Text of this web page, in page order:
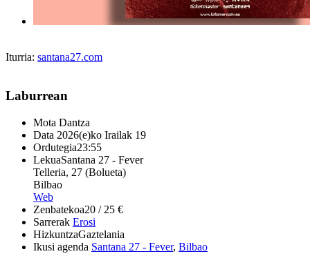
Iturria: santana27.com
Laburrean
Mota Dantza
Data 2026(e)ko Irailak 19
Ordutegia23:55
LekuaSantana 27 - Fever
Telleria, 27 (Bolueta)
Bilbao
Web
Zenbatekoa20 / 25 €
Sarrerak Erosi
HizkuntzaGaztelania
Ikusi agenda Santana 27 - Fever, Bilbao